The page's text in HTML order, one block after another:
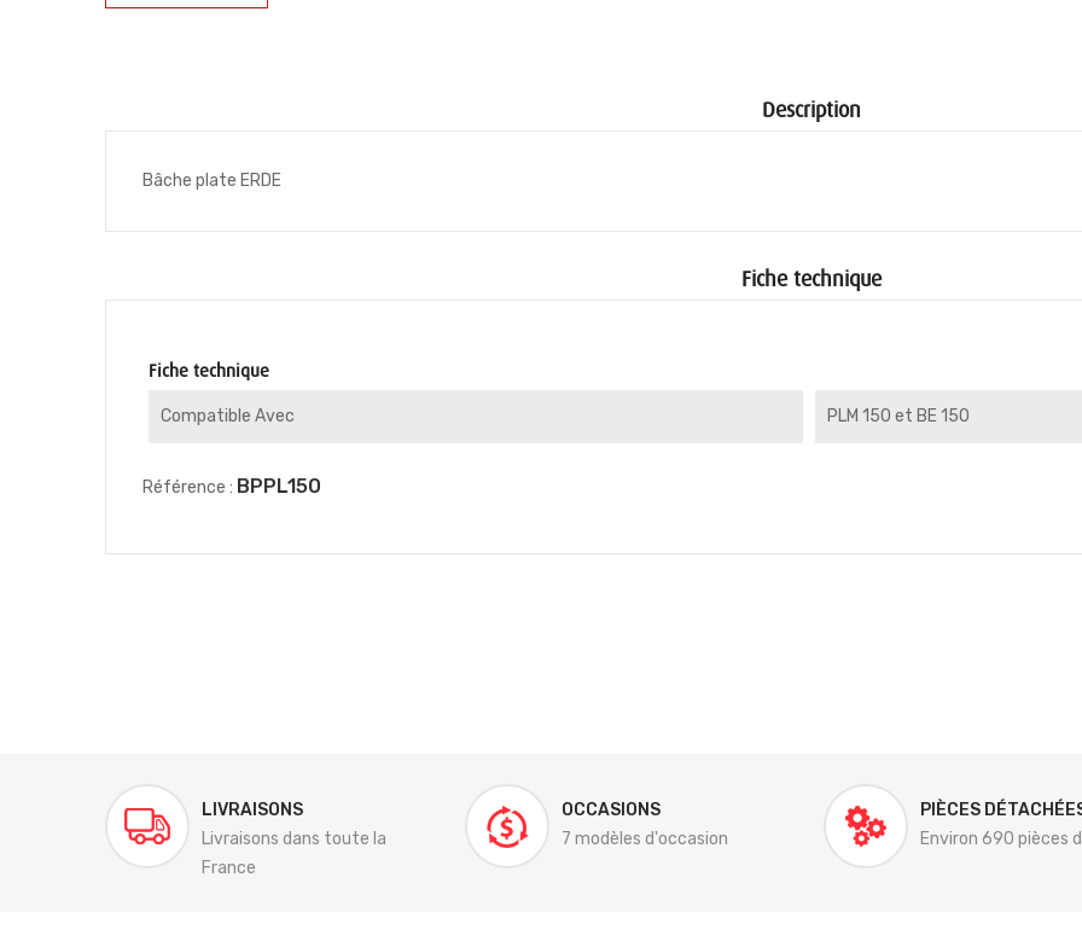
Description
Bâche plate ERDE
Fiche technique
Fiche technique
Compatible Avec PLM 150 et BE 150
Référence : BPPL150
LIVRAISONS
Livraisons dans toute la
France
OCCASIONS
7 modèles d'occasion
PIÈCES
Environ 690 pièces